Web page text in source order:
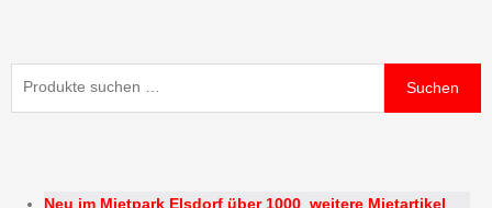
Suchen
Neu im Mietpark Elsdorf über 1000 weitere Mietartikel